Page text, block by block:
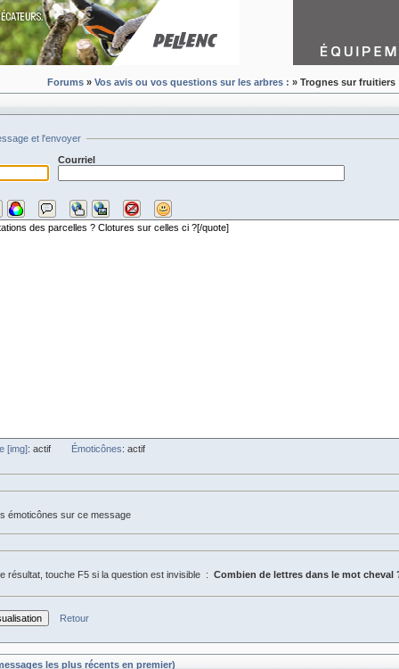
Forums » Vos avis ou vos questions sur les arbres : » Trognes sur fruitiers
et l'envoyer
Courriel
[img]: actif Émoticônes: actif
émoticônes sur ce message
résultat, touche F5 si la question est invisible : Combien de lettres dans le mot cheval
Retour
les plus récents en premier)